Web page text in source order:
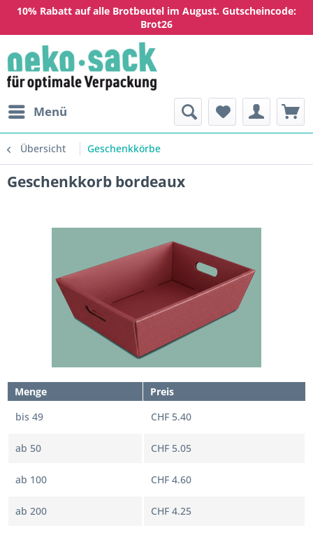
10% Rabatt auf alle Brotbeutel im August. Gutscheincode:
Brot26
Menü
Übersicht Geschenkkörbe
Geschenkkorb bordeaux
Menge
Preis
bis 49 CHF 5.40
ab 50 CHF 5.05
ab 100 CHF 4.60
ab 200 CHF 4.25